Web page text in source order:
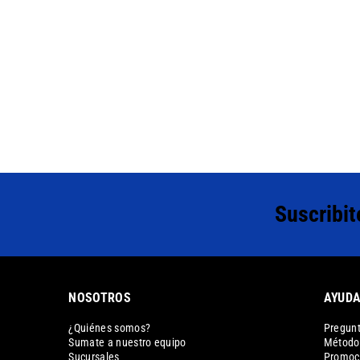
NOSOTROS
¿Quiénes somos?
Sumate a nuestro equipo
AYUDA